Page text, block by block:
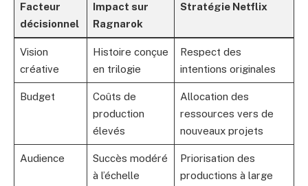
Facteur
décisionnel
Impact sur
Ragnarok
Stratégie Netflix
Vision
créative
Histoire conçue
en trilogie
Respect des
intentions originales
Budget
Coûts de
production
élevés
Allocation des
ressources vers de
nouveaux projets
Audience
Succès modéré
à l’échelle
Priorisation des
productions à large